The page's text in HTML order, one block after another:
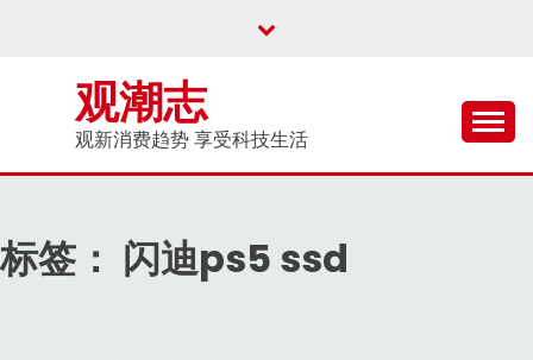
观潮志
观新消费趋势 享受科技生活
标签： 闪迪ps5 ssd